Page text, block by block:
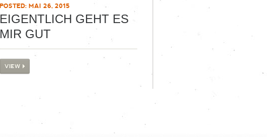
POSTED: MAI 26, 2015
EIGENTLICH GEHT ES
MIR GUT
VIEW